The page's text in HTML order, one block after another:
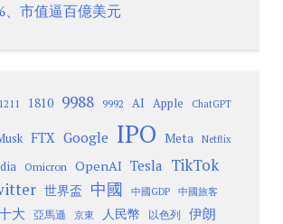
、市值逼百億美元
1211 1810 9988 9992 AI Apple ChatGPT
FTX Google IPO Meta Netflix
Omicron OpenAI Tesla TikTok
世界盃 中國 中國GDP 中國旅客
大 亞馬遜 京東 人民幣 以色列 伊朗